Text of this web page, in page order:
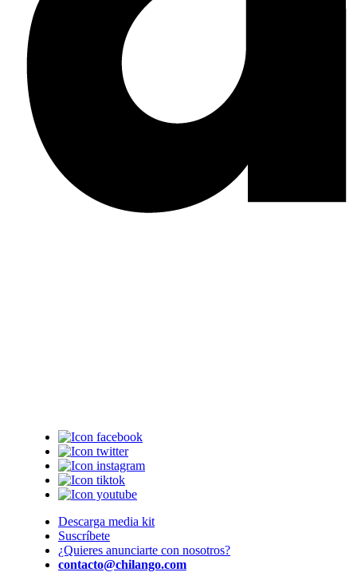
Descarga media kit
Suscríbete
¿Quieres anunciarte con nosotros?
contacto@chilango.com